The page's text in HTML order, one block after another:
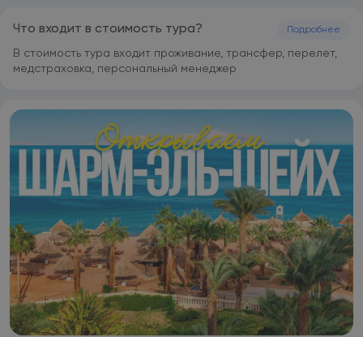
Что входит в стоимость тура? Подробнее
В стоимость тура входит проживание, трансфер, перелет,
медстраховка, персональный менеджер